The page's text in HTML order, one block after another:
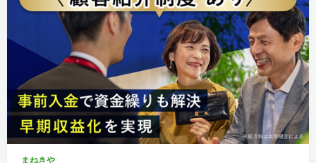
まねきや